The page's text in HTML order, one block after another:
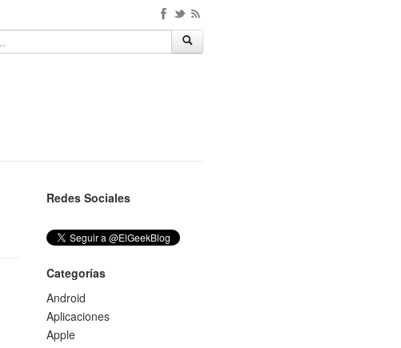
Redes Sociales
Categorías
Android
Aplicaciones
Apple